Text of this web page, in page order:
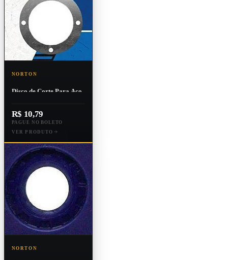
NORTON
Disco de Corte Para Aço
Bna12
R$ 10,79
PAGUE NO BOLETO
VER PRODUTO
NORTON